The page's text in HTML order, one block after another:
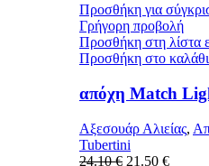
164.40 €.
Προσθήκη για
Γρήγορη προβολή
Προσθήκη στη λίστα
Προσθήκη στο καλάθι
απόχη Match
Αξεσουάρ Αλιείας,
Tubertini
24.10€ Original
21.50 €Η